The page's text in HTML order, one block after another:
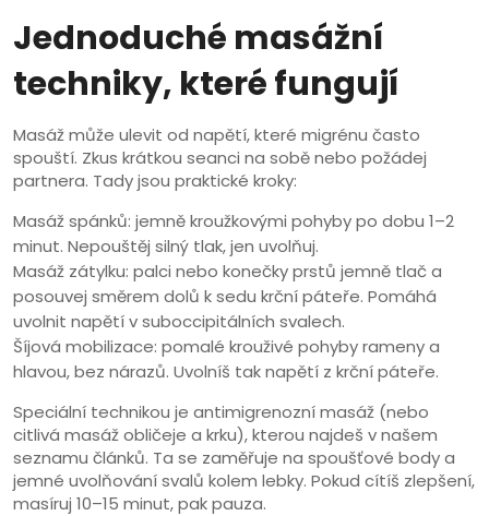
Jednoduché masážní
techniky, které fungují
Masáž může ulevit od napětí, které migrénu často
spouští. Zkus krátkou seanci na sobě nebo požádej
partnera. Tady jsou praktické kroky:
Masáž spánků: jemně kroužkovými pohyby po dobu 1–2
minut. Nepouštěj silný tlak, jen uvolňuj.
Masáž zátylku: palci nebo konečky prstů jemně tlač a
posouvej směrem dolů k sedu krční páteře. Pomáhá
uvolnit napětí v suboccipitálních svalech.
Šíjová mobilizace: pomalé krouživé pohyby rameny a
hlavou, bez nárazů. Uvolníš tak napětí z krční páteře.
Speciální technikou je antimigrenozní masáž (nebo
citlivá masáž obličeje a krku), kterou najdeš v našem
seznamu článků. Ta se zaměřuje na spoušťové body a
jemné uvolňování svalů kolem lebky. Pokud cítíš zlepšení,
masíruj 10–15 minut, pak pauza.